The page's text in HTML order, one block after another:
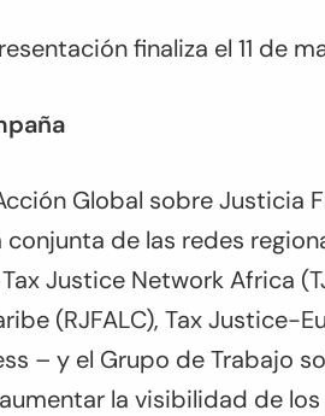
finaliza el 11 de
Global sobre Justicia
de las redes
Tax Justice Network Africa
(RJFALC), Tax Justice-
– y el Grupo de Trabajo
la visibilidad de